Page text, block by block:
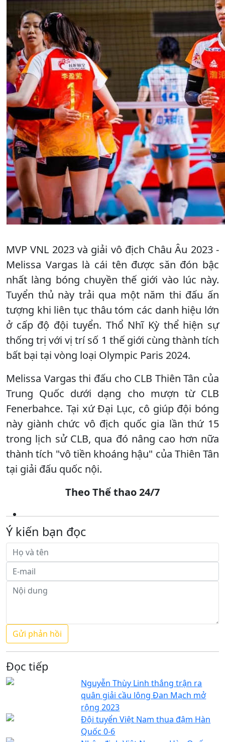
MVP VNL 2023 và giải vô địch Châu Âu 2023 -
Melissa Vargas là cái tên được săn đón bậc
nhất làng bóng chuyền thế giới vào lúc này.
Tuyển thủ này trải qua một năm thi đấu ấn
tượng khi liên tục thâu tóm các danh hiệu lớn
ở cấp độ đội tuyển. Thổ Nhĩ Kỳ thể hiện sự
thống trị với vị trí số 1 thế giới cùng thành tích
bất bại tại vòng loại Olympic Paris 2024.
Melissa Vargas thi đấu cho CLB Thiên Tân của
Trung Quốc dưới dạng cho mượn từ CLB
Fenerbahce. Tại xứ Đại Lục, cô giúp đội bóng
này giành chức vô địch quốc gia lần thứ 15
trong lịch sử CLB, qua đó nâng cao hơn nữa
thành tích "vô tiền khoáng hậu" của Thiên Tân
tại giải đấu quốc nội.
Theo Thể thao 24/7
Ý kiến bạn đọc
Đọc tiếp
Nguyễn Thùy Linh thắng trận ra
quân giải cầu lông Đan Mạch mở
rộng 2023
Đội tuyển Việt Nam thua đậm Hàn
Quốc 0-6